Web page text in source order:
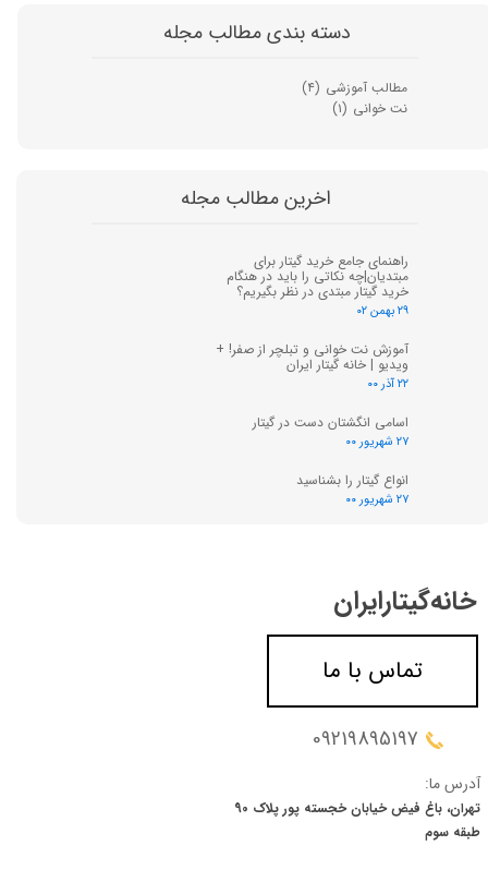
دسته بندی مطالب مجله
مطالب آموزشی (۴)
نت خوانی (۱)
راهنمای جامع خرید گیتار برای
مبتدیان|چه نکاتی را باید در هنگام
خرید گیتار مبتدی در نظر بگیریم؟
۲۹ بهمن ۰۲
آموزش نت خوانی و تبلچر از صفر! +
ویدیو | خانه گیتار ایران
۲۲ آذر ۰۰
اسامی انگشتان دست در گیتار
۲۷ شهریور ۰۰
انواع گیتار را بشناسید
۲۷ شهریور ۰۰
اخرین مطالب مجله
خانه‌گیتار‌ایران
09219895197
آدرس ما:
تهران، باغ فیض خیابان خجسته پور پلاک 90
​​​​​​​طبقه سوم
تماس با ما